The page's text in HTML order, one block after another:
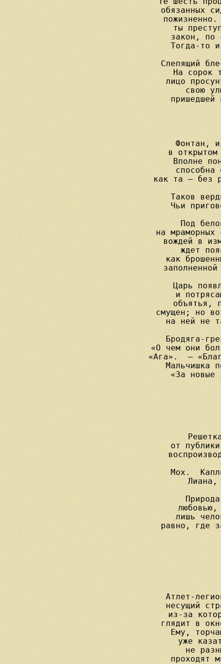
обязанных
ты
закон, по
Тогда-то
Слепящий
На сорок
лицо
свою
Фонтан,
в
Вполне
как та — без
Таков
Чьи
Под
на мраморных
вождей в
ждет
как
Царь
и
объятья,
смущен; но
на ней не
Бродяга-
«О чем они
«Ага».  —
Мальчишка
«За новые
от
Мох.
Лиана,
лишь
равно, где
Атлет-
несущий
из-за
глядит в
Ему,
уже
не
проходят